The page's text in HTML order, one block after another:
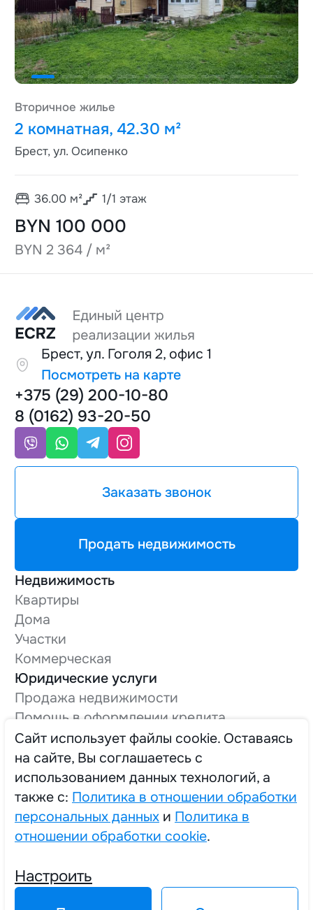
Вторичное жилье
2 комнатная, 42.30 м²
Брест, ул. Осипенко
36.00м² 1/1 этаж
BYN 100 000
BYN 2 364 / м²
Брест, ул. Гоголя 2, офис 1
Посмотреть на карте
Недвижимость
Квартиры
Дома
Участки
Коммерческая
Юридические услуги
Продажа недвижимости
Помощь в оформлении кредита
Оформление технической документации
Вывод в нежилой фонд
О компании
Трудоустройство
+375 (29) 200-10-80
8 (0162) 93-20-50
Заказать звонок
Продать недвижимость
Политика в отношении обработки персональных данных
Cайт использует файлы cookie. Оставаясь
на сайте, Вы соглашаетесь с
использованием данных технологий, а
также с: Политика в отношении обработки
персональных данных и Политика в
отношении обработки cookie.
Настроить